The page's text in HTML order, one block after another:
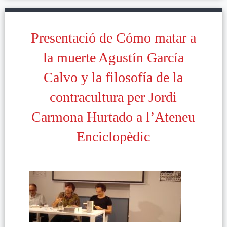
Presentació de Cómo matar a
la muerte Agustín García
Calvo y la filosofía de la
contracultura per Jordi
Carmona Hurtado a l’Ateneu
Enciclopèdic